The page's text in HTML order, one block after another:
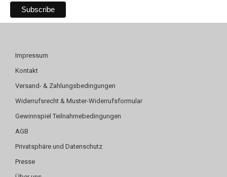
Impressum
Kontakt
Versand- & Zahlungsbedingungen
Widerrufsrecht & Muster-Widerrufsformular
Gewinnspiel Teilnahmebedingungen
AGB
Privatsphäre und Datenschutz
Presse